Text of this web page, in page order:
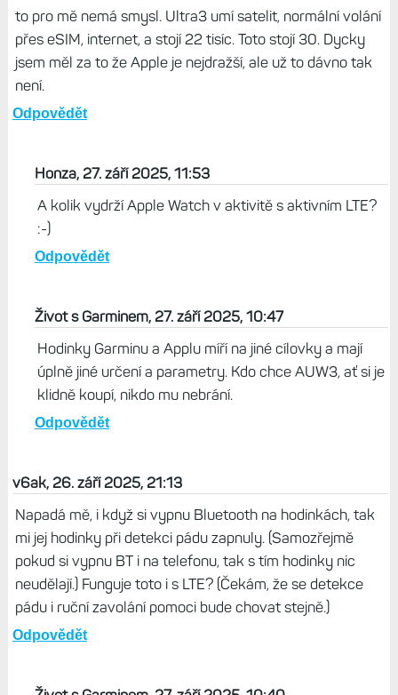
to pro mě nemá smysl. Ultra3 umí satelit, normální volání
přes eSIM, internet, a stojí 22 tisíc. Toto stojí 30. Dycky
jsem měl za to že Apple je nejdražší, ale už to dávno tak
není.
Odpovědět
Honza, 27. září 2025, 11:53
A kolik vydrží Apple Watch v aktivitě s aktivním LTE?
:-)
Odpovědět
Život s Garminem, 27. září 2025, 10:47
Hodinky Garminu a Applu míří na jiné cílovky a mají
úplně jiné určení a parametry. Kdo chce AUW3, ať si je
klidně koupí, nikdo mu nebrání.
Odpovědět
v6ak, 26. září 2025, 21:13
Napadá mě, i když si vypnu Bluetooth na hodinkách, tak
mi jej hodinky při detekci pádu zapnuly. (Samozřejmě
pokud si vypnu BT i na telefonu, tak s tím hodinky nic
neudělají.) Funguje toto i s LTE? (Čekám, že se detekce
pádu i ruční zavolání pomoci bude chovat stejně.)
Odpovědět